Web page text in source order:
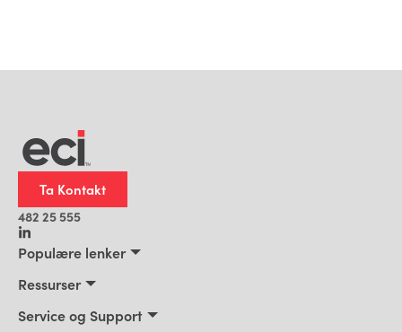
Ta Kontakt
482 25 555
Populære lenker
Ressurser
Service og Support